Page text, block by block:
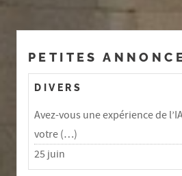
PETITES
DIVERS
Avez-vous une expérience de
votre (…)
25 juin